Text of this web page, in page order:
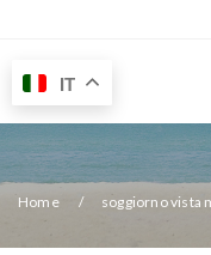
Home soggiorno vista
IT